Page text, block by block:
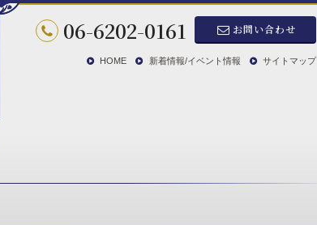
06-6202-0161 お問い合わせ
HOME 新着情報/イベント情報 サイトマップ